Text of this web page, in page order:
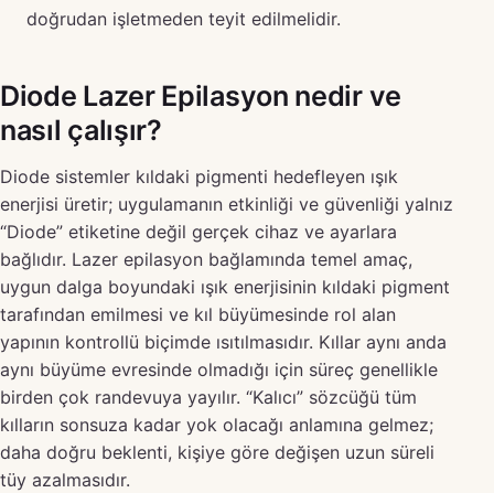
doğrudan işletmeden teyit edilmelidir.
Diode Lazer Epilasyon nedir ve
nasıl çalışır?
Diode sistemler kıldaki pigmenti hedefleyen ışık
enerjisi üretir; uygulamanın etkinliği ve güvenliği yalnız
“Diode” etiketine değil gerçek cihaz ve ayarlara
bağlıdır. Lazer epilasyon bağlamında temel amaç,
uygun dalga boyundaki ışık enerjisinin kıldaki pigment
tarafından emilmesi ve kıl büyümesinde rol alan
yapının kontrollü biçimde ısıtılmasıdır. Kıllar aynı anda
aynı büyüme evresinde olmadığı için süreç genellikle
birden çok randevuya yayılır. “Kalıcı” sözcüğü tüm
kılların sonsuza kadar yok olacağı anlamına gelmez;
daha doğru beklenti, kişiye göre değişen uzun süreli
tüy azalmasıdır.